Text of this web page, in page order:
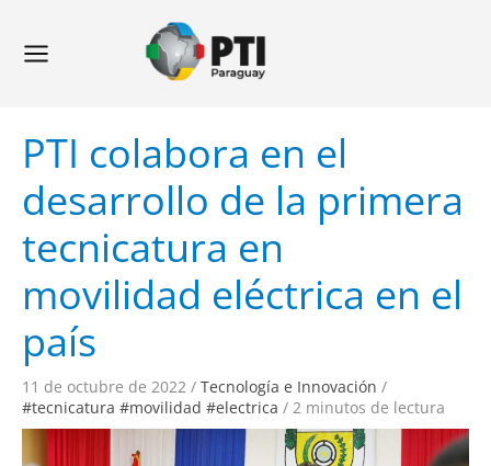
contenido
Menu
PTI colabora en el
desarrollo de la primera
tecnicatura en
movilidad eléctrica en el
país
11 de octubre de 2022 / Tecnología e Innovación /
#tecnicatura #movilidad #electrica / 2 minutos de lectura
entradas